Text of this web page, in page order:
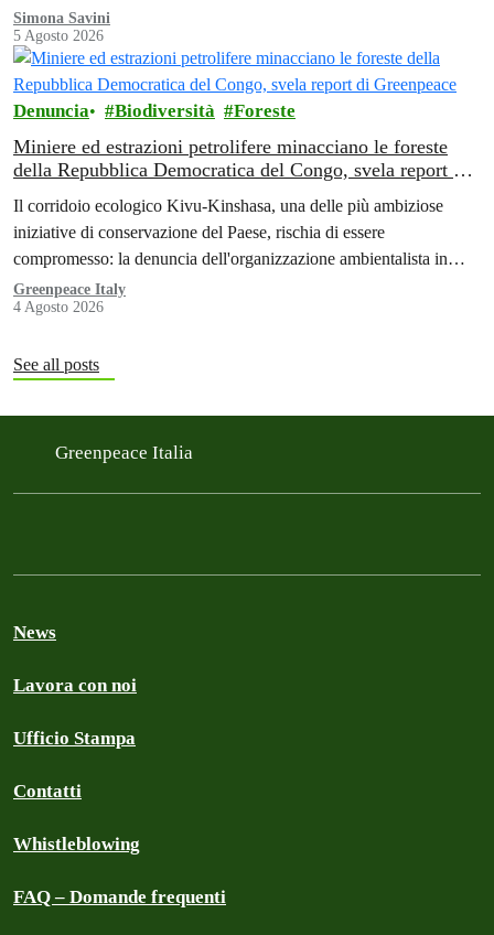
Simona Savini
5 Agosto 2026
Denuncia Biodiversità Foreste
Miniere ed estrazioni petrolifere minacciano le foreste
della Repubblica Democratica del Congo, svela report di
Il corridoio ecologico Kivu-Kinshasa, una delle più ambiziose
iniziative di conservazione del Paese, rischia di essere
compromesso: la denuncia dell'organizzazione ambientalista in
Africa.
Greenpeace Italy
4 Agosto 2026
See all posts
Greenpeace Italia
News
Lavora con noi
Ufficio Stampa
Contatti
Whistleblowing
FAQ – Domande frequenti